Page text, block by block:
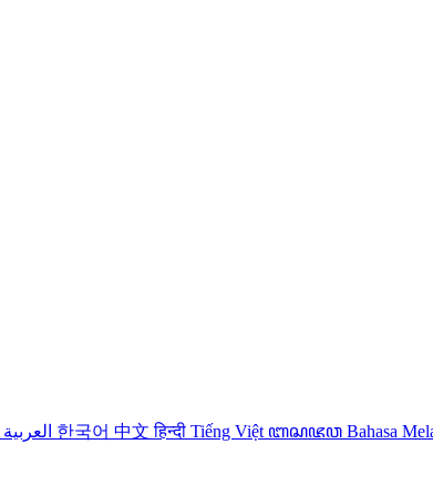
한국어 中文हिन्दी Tiếng Việt ꦧꦱꦗꦮ Bahasa